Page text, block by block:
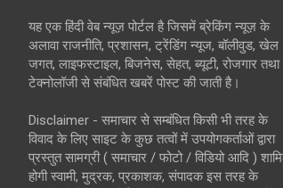
यह एक हिंदी वेब न्यूज़ पोर्टल है जिसमें ब्रेकिंग न्यूज़ के
अलावा राजनीति, प्रशासन, ट्रेंडिंग न्यूज, बॉलीवुड, खेल
जगत, लाइफस्टाइल, बिजनेस, सेहत, ब्यूटी, रोजगार तथा
टेक्नोलॉजी से संबंधित खबरें पोस्ट की जाती है।
Disclaimer - समाचार से सम्बंधित किसी भी तरह के
विवाद के लिए साइट के कुछ तत्वों में उपयोगकर्ताओं द्वारा
प्रस्तुत सामग्री ( समाचार / फोटो / विडियो आदि )
होगी स्वामी, मुद्रक, प्रकाशक, संपादक इस तरह के